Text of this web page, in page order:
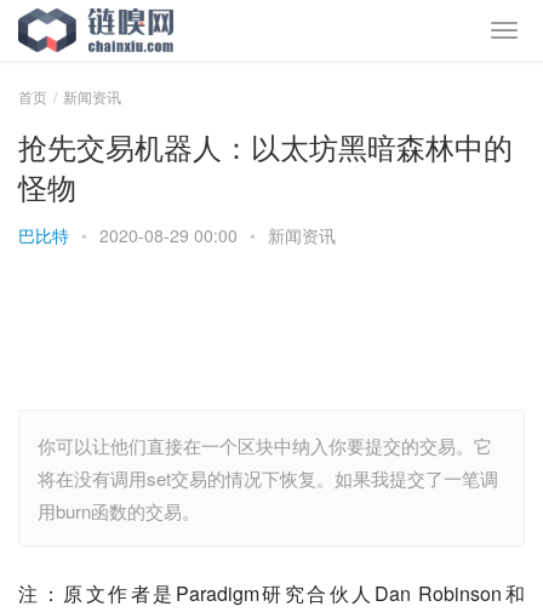
首页 新闻资讯
抢先交易机器人：以太坊黑暗森林中的
怪物
巴比特 • 2020-08-29 00:00 • 新闻资讯
你可以让他们直接在一个区块中纳入你要提交的交易。它
将在没有调用set交易的情况下恢复。如果我提交了一笔调
用burn函数的交易。
注：原文作者是Paradigm研究合伙人Dan Robinson和